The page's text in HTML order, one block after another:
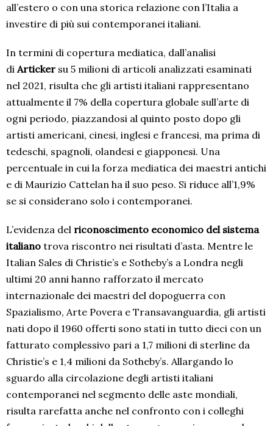
all’estero o con una storica relazione con l’Italia a
investire di più sui contemporanei italiani.
In termini di copertura mediatica, dall’analisi
diArticker su 5 milioni di articoli analizzati esaminati
nel 2021, risulta che gli artisti italiani rappresentano
attualmente il 7% della copertura globale sull’arte di
ogni periodo, piazzandosi al quinto posto dopo gli
artisti americani, cinesi, inglesi e francesi, ma prima di
tedeschi, spagnoli, olandesi e giapponesi. Una
percentuale in cui la forza mediatica dei maestri antichi
e di Maurizio Cattelan ha il suo peso. Si riduce all’1,9%
se si considerano solo i contemporanei.
L’evidenza del riconoscimento economico del sistema
italiano trova riscontro nei risultati d’asta. Mentre le
Italian Sales di Christie’s e Sotheby’s a Londra negli
ultimi 20 anni hanno rafforzato il mercato
internazionale dei maestri del dopoguerra con
Spazialismo, Arte Povera e Transavanguardia, gli artisti
nati dopo il 1960 offerti sono stati in tutto dieci con un
fatturato complessivo pari a 1,7 milioni di sterline da
Christie’s e 1,4 milioni da Sotheby’s. Allargando lo
sguardo alla circolazione degli artisti italiani
contemporanei nel segmento delle aste mondiali,
risulta rarefatta anche nel confronto con i colleghi